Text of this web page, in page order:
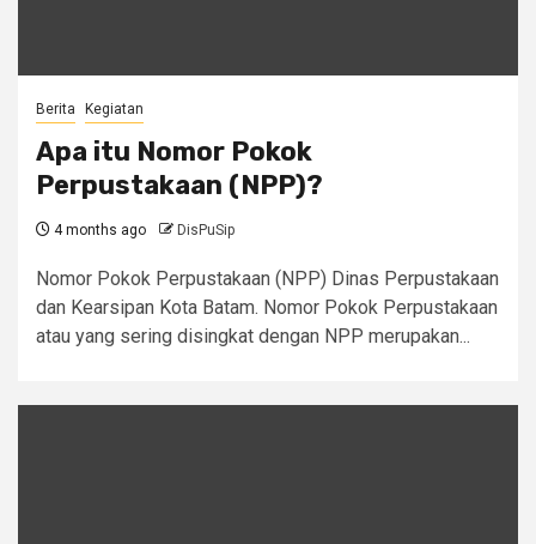
Berita Kegiatan
Apa itu Nomor Pokok
Perpustakaan (NPP)?
4 months ago DisPuSip
Nomor Pokok Perpustakaan (NPP) Dinas Perpustakaan
dan Kearsipan Kota Batam. Nomor Pokok Perpustakaan
atau yang sering disingkat dengan NPP merupakan...